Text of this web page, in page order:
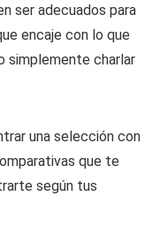
ser adecuados para
encaje con lo que
simplemente charlar
una selección con
que te
según tus